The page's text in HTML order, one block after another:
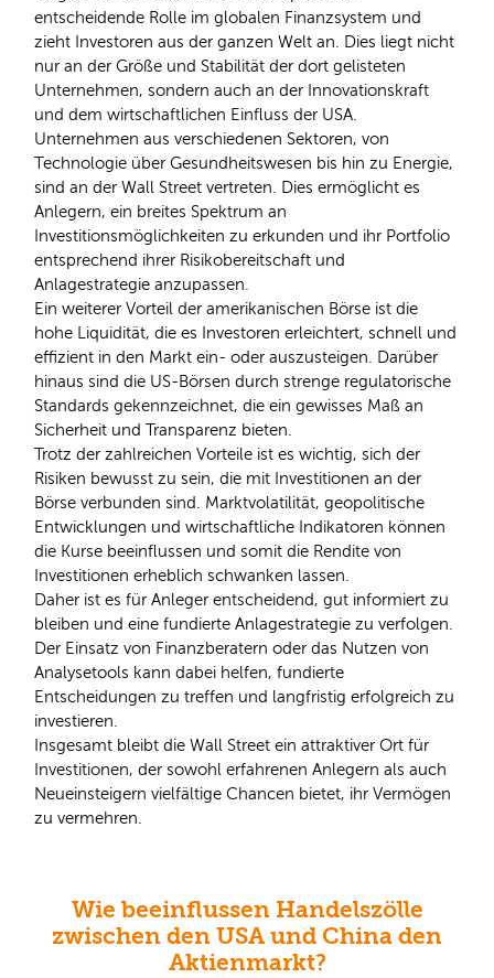
entscheidende Rolle im globalen Finanzsystem und
zieht Investoren aus der ganzen Welt an. Dies liegt nicht
nur an der Größe und Stabilität der dort gelisteten
Unternehmen, sondern auch an der Innovationskraft
und dem wirtschaftlichen Einfluss der USA.
Unternehmen aus verschiedenen Sektoren, von
Technologie über Gesundheitswesen bis hin zu Energie,
sind an der Wall Street vertreten. Dies ermöglicht es
Anlegern, ein breites Spektrum an
Investitionsmöglichkeiten zu erkunden und ihr Portfolio
entsprechend ihrer Risikobereitschaft und
Anlagestrategie anzupassen.
Ein weiterer Vorteil der amerikanischen Börse ist die
hohe Liquidität, die es Investoren erleichtert, schnell und
effizient in den Markt ein- oder auszusteigen. Darüber
hinaus sind die US-Börsen durch strenge regulatorische
Standards gekennzeichnet, die ein gewisses Maß an
Sicherheit und Transparenz bieten.
Trotz der zahlreichen Vorteile ist es wichtig, sich der
Risiken bewusst zu sein, die mit Investitionen an der
Börse verbunden sind. Marktvolatilität, geopolitische
Entwicklungen und wirtschaftliche Indikatoren können
die Kurse beeinflussen und somit die Rendite von
Investitionen erheblich schwanken lassen.
Daher ist es für Anleger entscheidend, gut informiert zu
bleiben und eine fundierte Anlagestrategie zu verfolgen.
Der Einsatz von Finanzberatern oder das Nutzen von
Analysetools kann dabei helfen, fundierte
Entscheidungen zu treffen und langfristig erfolgreich zu
investieren.
Insgesamt bleibt die Wall Street ein attraktiver Ort für
Investitionen, der sowohl erfahrenen Anlegern als auch
Neueinsteigern vielfältige Chancen bietet, ihr Vermögen
zu vermehren.
Wie beeinflussen Handelszölle
zwischen den USA und China den
Aktienmarkt?